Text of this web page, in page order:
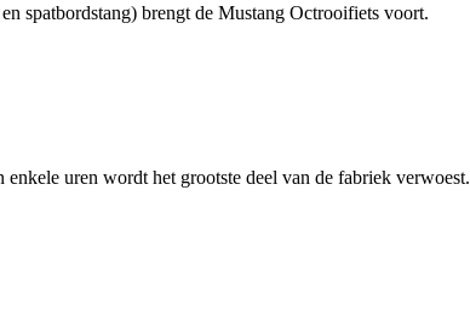
spatbordstang) brengt de Mustang Octrooifiets voort.
uren wordt het grootste deel van de fabriek verwoest.